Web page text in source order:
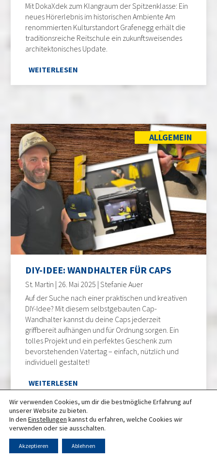
Mit DokaXdek zum Klangraum der Spitzenklasse: Ein
neues Hörerlebnis im historischen Ambiente Am
renommierten Kulturstandort Grafenegg erhält die
traditionsreiche Reitschule ein zukunftsweisendes
architektonisches Update.
WEITERLESEN
ALLGEMEIN
DIY-IDEE: WANDHALTER FÜR CAPS
St. Martin | 26. Mai 2025 | Stefanie Auer
Auf der Suche nach einer praktischen und kreativen
DIY-Idee? Mit diesem selbstgebauten Cap-
Wandhalter kannst du deine Caps jederzeit
griffbereit aufhängen und für Ordnung sorgen. Ein
tolles Projekt und ein perfektes Geschenk zum
bevorstehenden Vatertag – einfach, nützlich und
individuell gestaltet!
WEITERLESEN
Wir verwenden Cookies, um dir die bestmögliche Erfahrung auf
unserer Website zu bieten.
In den Einstellungen kannst du erfahren, welche Cookies wir
verwenden oder sie ausschalten.
Akzeptieren Ablehnen